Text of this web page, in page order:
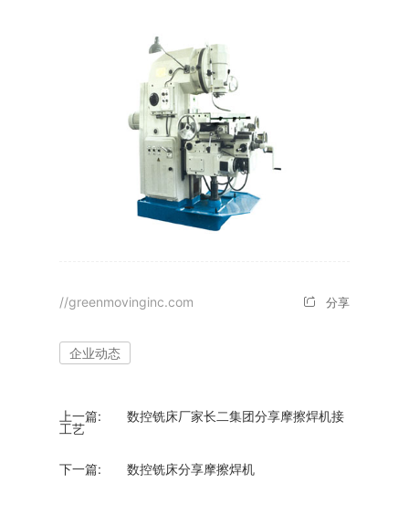
//greenmovinginc.com 分享
企业动态
上一篇:
数控铣床厂家长二集团分享摩擦焊机接
工艺
下一篇: 数控铣床分享摩擦焊机